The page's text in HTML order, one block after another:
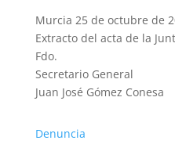
Murcia 25 de octubre de
Extracto del acta de la
Fdo.
Secretario General
Juan José Gómez Conesa
Denuncia